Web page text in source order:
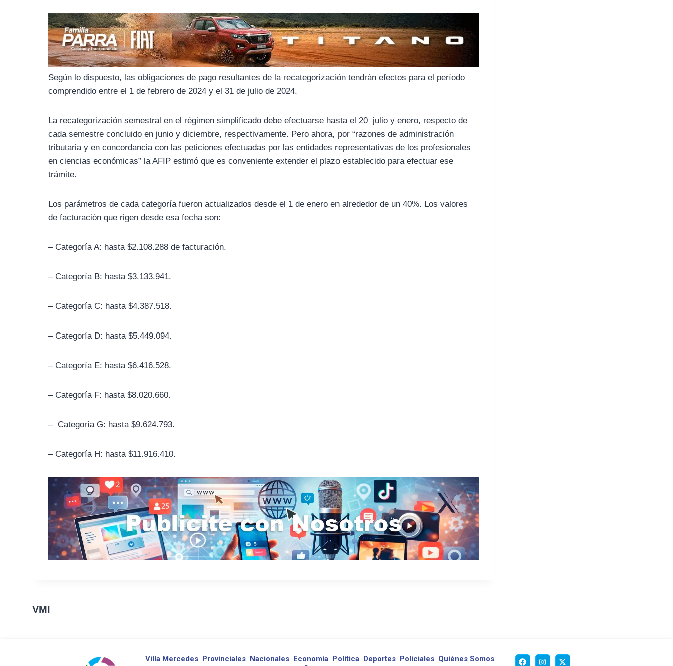
k
m
p
Según lo dispuesto, las obligaciones de pago resultantes de la recategorización tendrán efectos para el período
comprendido entre el 1 de febrero de 2024 y el 31 de julio de 2024.
La recategorización semestral en el régimen simplificado debe efectuarse hasta el 20 julio y enero, respecto de
cada semestre concluido en junio y diciembre, respectivamente. Pero ahora, por “razones de administración
tributaria y en concordancia con las peticiones efectuadas por las entidades representativas de los profesionales
en ciencias económicas” la AFIP estimó que es conveniente extender el plazo establecido para efectuar ese
trámite.
Los parámetros de cada categoría fueron actualizados desde el 1 de enero en alrededor de un 40%. Los valores
de facturación que rigen desde esa fecha son:
– Categoría A: hasta $2.108.288 de facturación.
– Categoría B: hasta $3.133.941.
– Categoría C: hasta $4.387.518.
– Categoría D: hasta $5.449.094.
– Categoría E: hasta $6.416.528.
– Categoría F: hasta $8.020.660.
– Categoría G: hasta $9.624.793.
– Categoría H: hasta $11.916.410.
VMI
Villa Mercedes Provinciales Nacionales Economía Política Deportes Policiales Quiénes Somos